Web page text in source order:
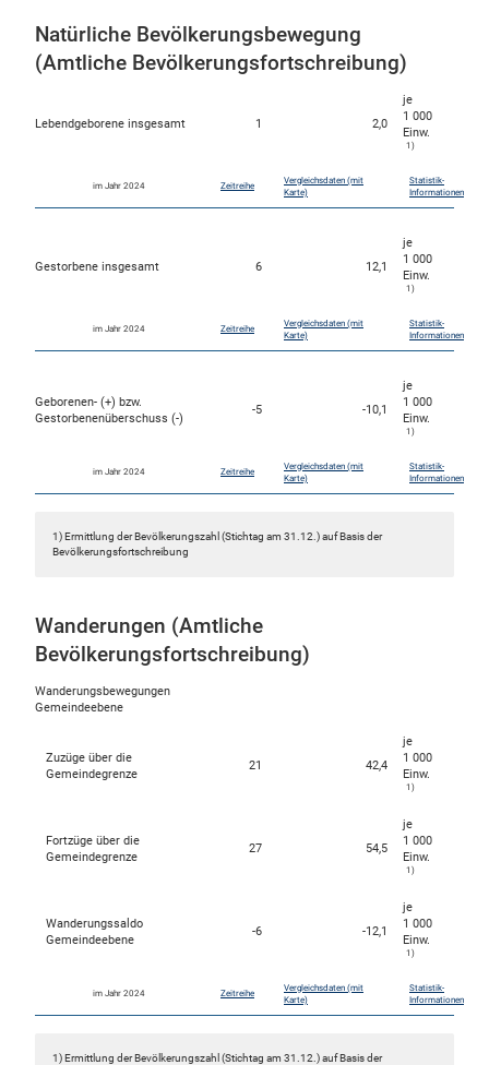
Natürliche Bevölkerungsbewegung
(Amtliche Bevölkerungsfortschreibung)
Lebendgeborene insgesamt 1 2,0
je
1 000
Einw.
1)
im Jahr 2024 Zeitreihe
Vergleichsdaten (mit
Karte)
Statistik-
Informationen
Gestorbene insgesamt 6 12,1
je
1 000
Einw.
1)
im Jahr 2024 Zeitreihe
Vergleichsdaten (mit
Karte)
Statistik-
Informationen
Geborenen- (+) bzw.
Gestorbenenüberschuss (-)
-5 -10,1
je
1 000
Einw.
1)
im Jahr 2024 Zeitreihe
Vergleichsdaten (mit
Karte)
Statistik-
Informationen
1) Ermittlung der Bevölkerungszahl (Stichtag am 31.12.) auf Basis der
Bevölkerungsfortschreibung
Wanderungen (Amtliche
Bevölkerungsfortschreibung)
Wanderungsbewegungen
Gemeindeebene
Zuzüge über die
Gemeindegrenze
21 42,4
je
1 000
Einw.
1)
Fortzüge über die
Gemeindegrenze
27 54,5
je
1 000
Einw.
1)
Wanderungssaldo
Gemeindeebene
-6 -12,1
je
1 000
Einw.
1)
im Jahr 2024 Zeitreihe
Vergleichsdaten (mit
Karte)
Statistik-
Informationen
1) Ermittlung der Bevölkerungszahl (Stichtag am 31.12.) auf Basis der